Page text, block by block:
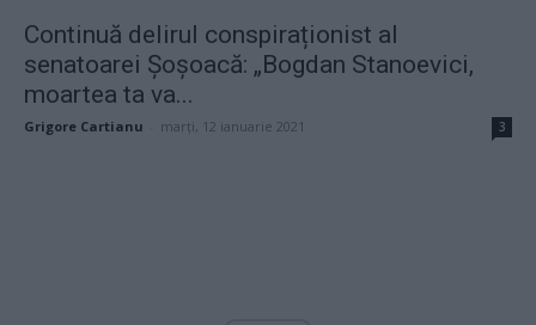
Continuă delirul conspiraționist al
senatoarei Șoșoacă: „Bogdan Stanoevici,
moartea ta va...
Grigore Cartianu marți, 12 ianuarie 2021 3